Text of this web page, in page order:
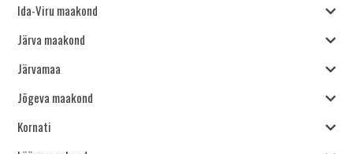
Ida-Viru maakond
Järva maakond
Järvamaa
Jõgeva maakond
Kornati